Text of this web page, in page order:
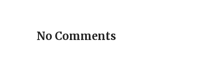
No Comments